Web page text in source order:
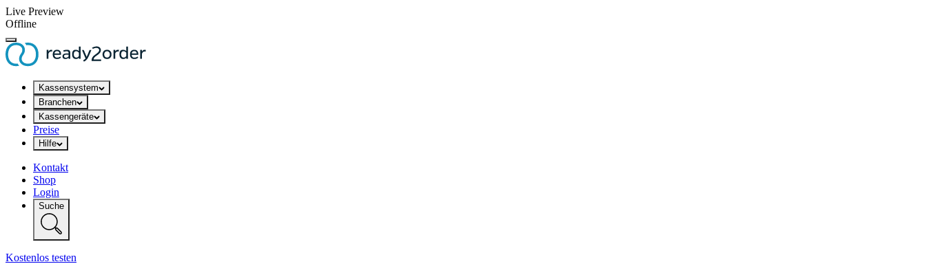
Live Preview
Offline
Kassensystem
Branchen
Kassengeräte
Preise
Hilfe
Kontakt
Shop
Login
Suche
Kostenlos testen